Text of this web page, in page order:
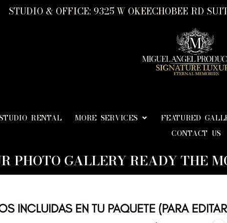
STUDIO & OFFICE: 9325 W OKEECHOBEE RD
STUDIO RENTAL MORE SERVICES FEATURED
CONTACT US
PHOTO GALLERY READY THE
INCLUIDAS EN TU PAQUETE (PARA